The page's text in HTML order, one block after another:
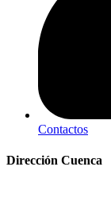
Contactos
Dirección Cuenca